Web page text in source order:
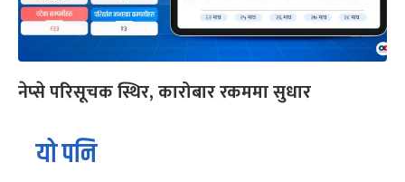
नेप्से परिसूचक स्थिर, कारोबार रकममा सुधार
यो पनि